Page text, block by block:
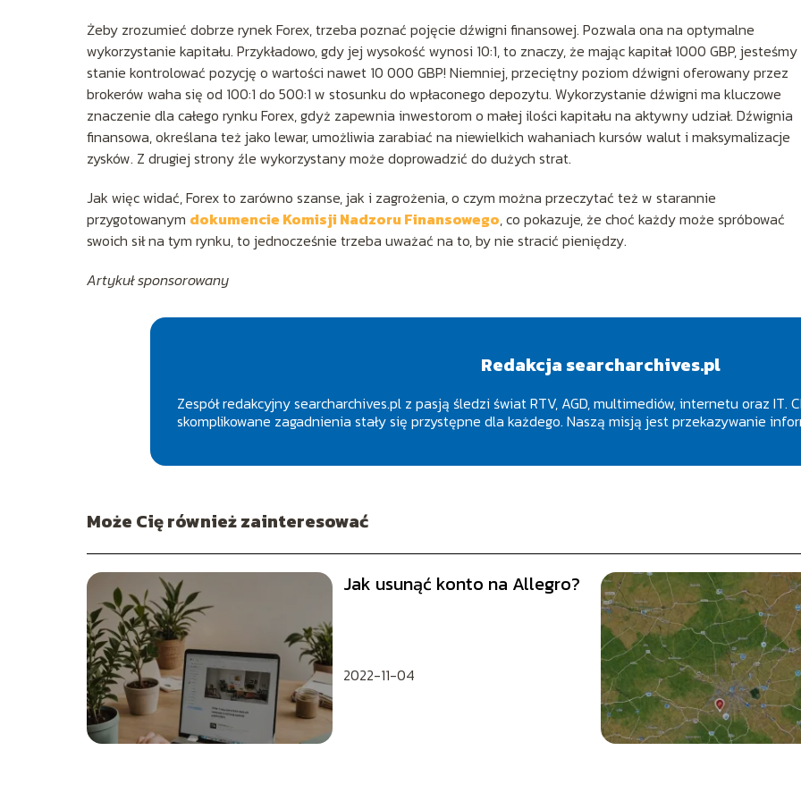
Żeby zrozumieć dobrze rynek Forex, trzeba poznać pojęcie dźwigni finansowej. Pozwala ona na optymalne
wykorzystanie kapitału. Przykładowo, gdy jej wysokość wynosi 10:1, to znaczy, że mając kapitał 1000 GBP,
stanie kontrolować pozycję o wartości nawet 10 000 GBP! Niemniej, przeciętny poziom dźwigni oferowany przez
brokerów waha się od 100:1 do 500:1 w stosunku do wpłaconego depozytu. Wykorzystanie dźwigni ma kluczowe
znaczenie dla całego rynku Forex, gdyż zapewnia inwestorom o małej ilości kapitału na aktywny udział. Dźwignia
finansowa, określana też jako lewar, umożliwia zarabiać na niewielkich wahaniach kursów walut i maksymalizacje
zysków. Z drugiej strony źle wykorzystany może doprowadzić do dużych strat.
Jak więc widać, Forex to zarówno szanse, jak i zagrożenia, o czym można przeczytać też w starannie
przygotowanym dokumencie Komisji Nadzoru Finansowego, co pokazuje, że choć każdy może spróbować
swoich sił na tym rynku, to jednocześnie trzeba uważać na to, by nie stracić pieniędzy.
Artykuł sponsorowany
Redakcja searcharchives.pl
Zespół redakcyjny searcharchives.pl z pasją śledzi świat RTV, AGD, multimediów, internetu oraz
skomplikowane zagadnienia stały się przystępne dla każdego. Naszą misją jest przekazywanie
Może Cię również zainteresować
Jak usunąć konto na Allegro?
2022-11-04